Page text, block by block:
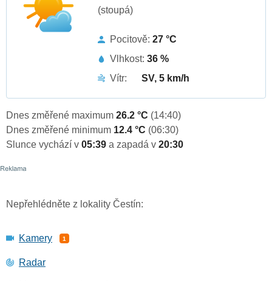
(stoupá)
Pocitově: 27 °C
Vlhkost: 36 %
Vítr:
SV, 5 km/h
Dnes změřené maximum 26.2 °C (14:40)
Dnes změřené minimum 12.4 °C (06:30)
Slunce vychází v 05:39 a zapadá v 20:30
Nepřehlédněte z lokality Čestín:
Kamery 1
Radar